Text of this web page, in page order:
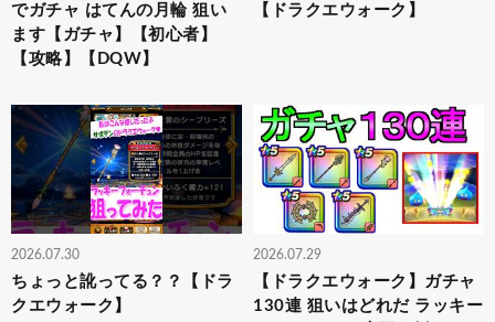
でガチャ はてんの月輪 狙い
ます【ガチャ】【初心者】
【攻略】【DQW】
【ドラクエウォーク】
2026.07.30
ちょっと訛ってる？？【ドラ
クエウォーク】
2026.07.29
【ドラクエウォーク】ガチャ
130連 狙いはどれだ ラッキー